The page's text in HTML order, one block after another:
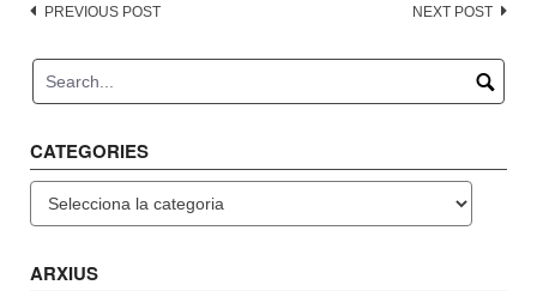
Post
PREVIOUS POST NEXT POST
CATEGORIES
ARXIUS